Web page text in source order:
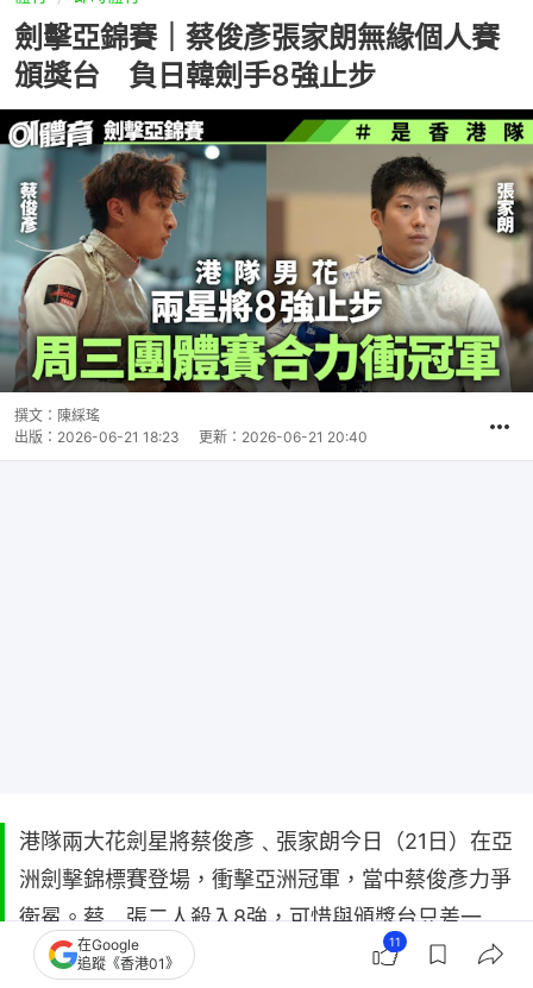
劍擊亞錦賽｜蔡俊彥張家朗無緣個人賽
頒獎台 負日韓劍手8強止步
撰文： 陳綵瑤
出版： 2026-06-21 18:23 更新： 2026-06-21 20:40
港隊兩大花劍星將蔡俊彥﹑張家朗今日（21日）在亞
洲劍擊錦標賽登場，衝擊亞洲冠軍，當中蔡俊彥力爭
衛冕。蔡﹑張二人殺入8強，可惜與頒獎台只差一
步。
在Google
追蹤《香港01》
11